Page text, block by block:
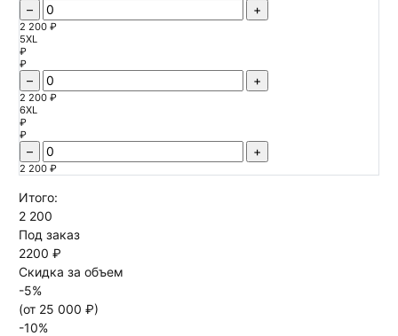
– +
2 200 ₽
5XL
₽
₽
– +
2 200 ₽
6XL
₽
₽
– +
2 200 ₽
Итого:
2 200
Под заказ
2200 ₽
Скидка за объем
-5%
(от 25 000 ₽)
-10%